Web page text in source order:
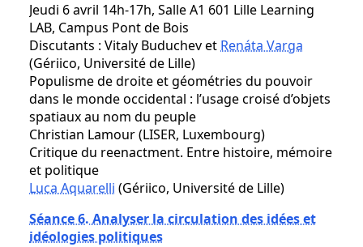
Jeudi 6 avril 14h-17h, Salle A1 601 Lille Learning
LAB, Campus Pont de Bois
Discutants : Vitaly Buduchev et Renáta Varga
(Gériico, Université de Lille)
Populisme de droite et géométries du pouvoir
dans le monde occidental : l’usage croisé d’objets
spatiaux au nom du peuple
Christian Lamour (LISER, Luxembourg)
Critique du reenactment. Entre histoire, mémoire
et politique
Luca Aquarelli (Gériico, Université de Lille)
Séance 6. Analyser la circulation des idées et
idéologies politiques